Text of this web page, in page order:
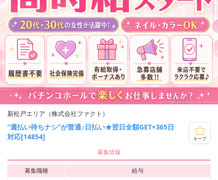
新松戸エリア（株式会社ファクト）
“週払い待ちナシ”が普通♪日払い★翌日全額GET×365日
対応[14854]
キープ
募集情報
募集職種
給与